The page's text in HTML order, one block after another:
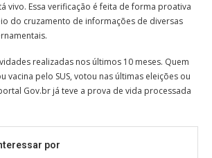
vivo. Essa verificação é feita de forma proativa
do cruzamento de informações de diversas
realizadas nos últimos 10 meses. Quem
vacina pelo SUS, votou nas últimas eleições ou
Gov.br já teve a prova de vida processada
por